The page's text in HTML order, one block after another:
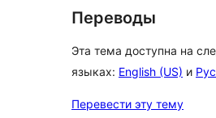
Переводы
Эта тема доступна на
языках: English (US) и
Перевести эту тему